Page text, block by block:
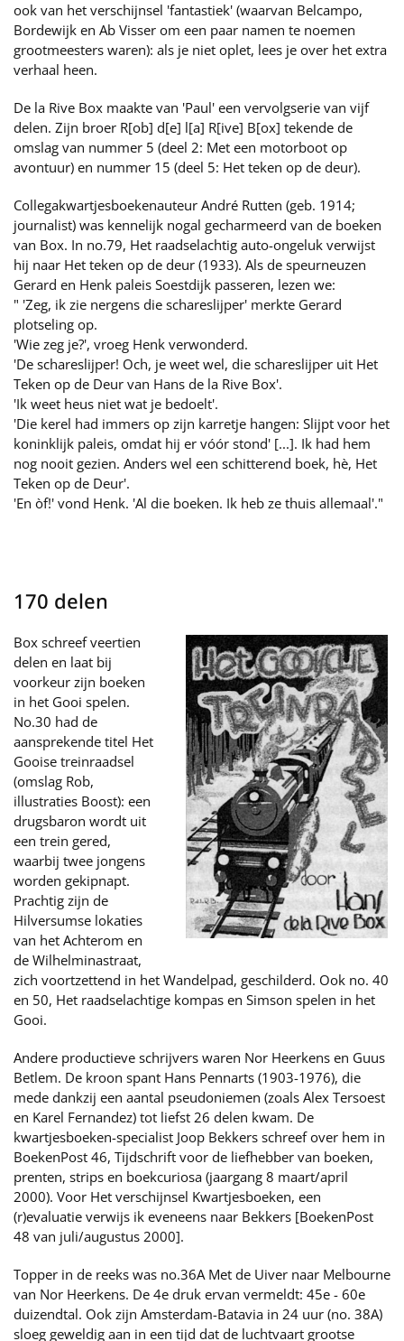
ook van het verschijnsel 'fantastiek' (waarvan Belcampo,
Bordewijk en Ab Visser om een paar namen te noemen
grootmeesters waren): als je niet oplet, lees je over het extra
verhaal heen.
De la Rive Box maakte van 'Paul' een vervolgserie van vijf
delen. Zijn broer R[ob] d[e] l[a] R[ive] B[ox] tekende de
omslag van nummer 5 (deel 2: Met een motorboot op
avontuur) en nummer 15 (deel 5: Het teken op de deur).
Collegakwartjesboekenauteur André Rutten (geb. 1914;
journalist) was kennelijk nogal gecharmeerd van de boeken
van Box. In no.79, Het raadselachtig auto-ongeluk verwijst
hij naar Het teken op de deur (1933). Als de speurneuzen
Gerard en Henk paleis Soestdijk passeren, lezen we:
" 'Zeg, ik zie nergens die schareslijper' merkte Gerard
plotseling op.
'Wie zeg je?', vroeg Henk verwonderd.
'De schareslijper! Och, je weet wel, die schareslijper uit Het
Teken op de Deur van Hans de la Rive Box'.
'Ik weet heus niet wat je bedoelt'.
'Die kerel had immers op zijn karretje hangen: Slijpt voor het
koninklijk paleis, omdat hij er vóór stond' [...]. Ik had hem
nog nooit gezien. Anders wel een schitterend boek, hè, Het
Teken op de Deur'.
'En òf!' vond Henk. 'Al die boeken. Ik heb ze thuis allemaal'."
170 delen
Box schreef veertien
delen en laat bij
voorkeur zijn boeken
in het Gooi spelen.
No.30 had de
aansprekende titel Het
Gooise treinraadsel
(omslag Rob,
illustraties Boost): een
drugsbaron wordt uit
een trein gered,
waarbij twee jongens
worden gekipnapt.
Prachtig zijn de
Hilversumse lokaties
van het Achterom en
de Wilhelminastraat,
zich voortzettend in het Wandelpad, geschilderd. Ook no. 40
en 50, Het raadselachtige kompas en Simson spelen in het
Gooi.
Andere productieve schrijvers waren Nor Heerkens en Guus
Betlem. De kroon spant Hans Pennarts (1903-1976), die
mede dankzij een aantal pseudoniemen (zoals Alex Tersoest
en Karel Fernandez) tot liefst 26 delen kwam. De
kwartjesboeken-specialist Joop Bekkers schreef over hem in
BoekenPost 46, Tijdschrift voor de liefhebber van boeken,
prenten, strips en boekcuriosa (jaargang 8 maart/april
2000). Voor Het verschijnsel Kwartjesboeken, een
(r)evaluatie verwijs ik eveneens naar Bekkers [BoekenPost
48 van juli/augustus 2000].
Topper in de reeks was no.36A Met de Uiver naar Melbourne
van Nor Heerkens. De 4e druk ervan vermeldt: 45e - 60e
duizendtal. Ook zijn Amsterdam-Batavia in 24 uur (no. 38A)
sloeg geweldig aan in een tijd dat de luchtvaart grootse